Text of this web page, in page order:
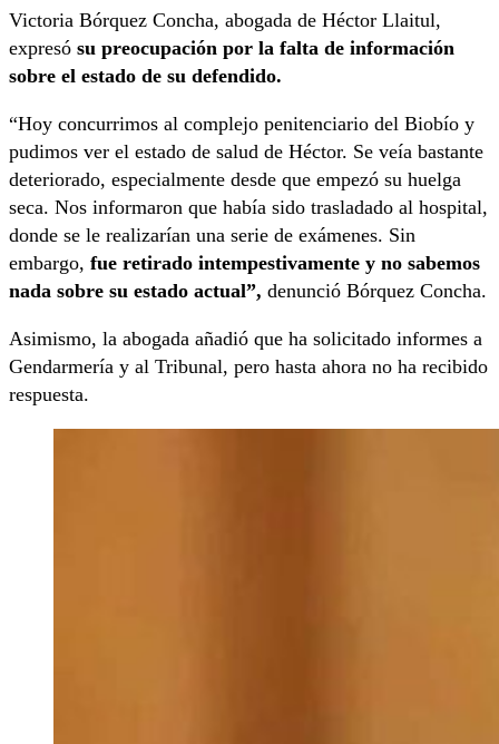
Victoria Bórquez Concha, abogada de Héctor Llaitul,
expresó su preocupación por la falta de información
sobre el estado de su defendido.
“Hoy concurrimos al complejo penitenciario del Biobío y
pudimos ver el estado de salud de Héctor. Se veía bastante
deteriorado, especialmente desde que empezó su huelga
seca. Nos informaron que había sido trasladado al hospital,
donde se le realizarían una serie de exámenes. Sin
embargo, fue retirado intempestivamente y no sabemos
nada sobre su estado actual”, denunció Bórquez Concha.
Asimismo, la abogada añadió que ha solicitado informes a
Gendarmería y al Tribunal, pero hasta ahora no ha recibido
respuesta.